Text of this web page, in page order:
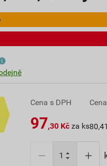
Cena s DPH
97,30 Kč za ks